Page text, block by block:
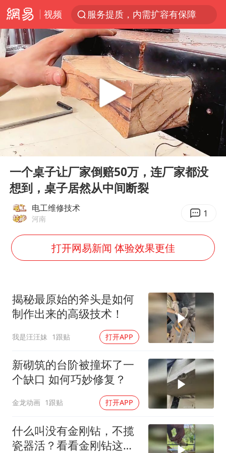
视频
服务提质，内需扩容有保障
李亚鹏向地铁吐血女孩捐99999元
美股收盘：道指再创历史新高
41岁女子为鼓励女儿考上985研究生
人贩子“梅姨”真名谢家梅
“老头乐”悬挂“蒙H好几个8”上路
河南：领导干部要带头休假
被一条街帮助的“煎饼叔叔”去世
香港乐坛著名填词人黎彼得去世
男子出狱前8天被改判死缓
你常吃的兰州拉面要改名了
张家界中心汽车站候车厅漏水如瀑布
坚持党全面领导和党中央集中统一领导
Play
00:00 01:00
一个桌子让厂家倒赔50万，连厂家都没
想到，桌子居然从中间断裂
电工维修技术
河南 1
打开网易新闻 体验效果更佳
揭秘最原始的斧头是如何
制作出来的高级技术！
我是汪汪妹 1跟贴 打开APP
新砌筑的台阶被撞坏了一
个缺口 如何巧妙修复？
金龙动画 1跟贴 打开APP
什么叫没有金刚钻，不揽
瓷器活？看看金刚钻这恐